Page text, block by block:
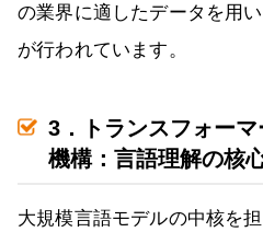
の業界に適したデータを用
が行われています。
3．トランスフォー
機構：言語理解の核
大規模言語モデルの中核を